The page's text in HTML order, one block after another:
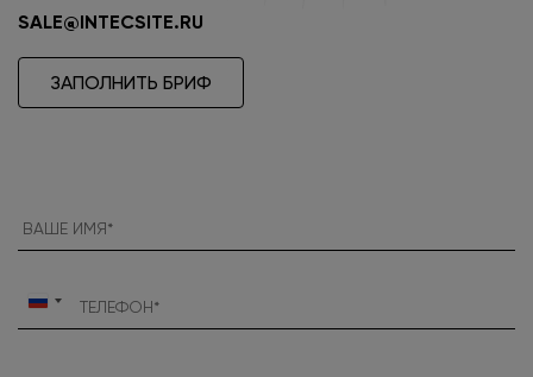
SALE@INTECSITE.RU
ЗАПОЛНИТЬ БРИФ
Россия